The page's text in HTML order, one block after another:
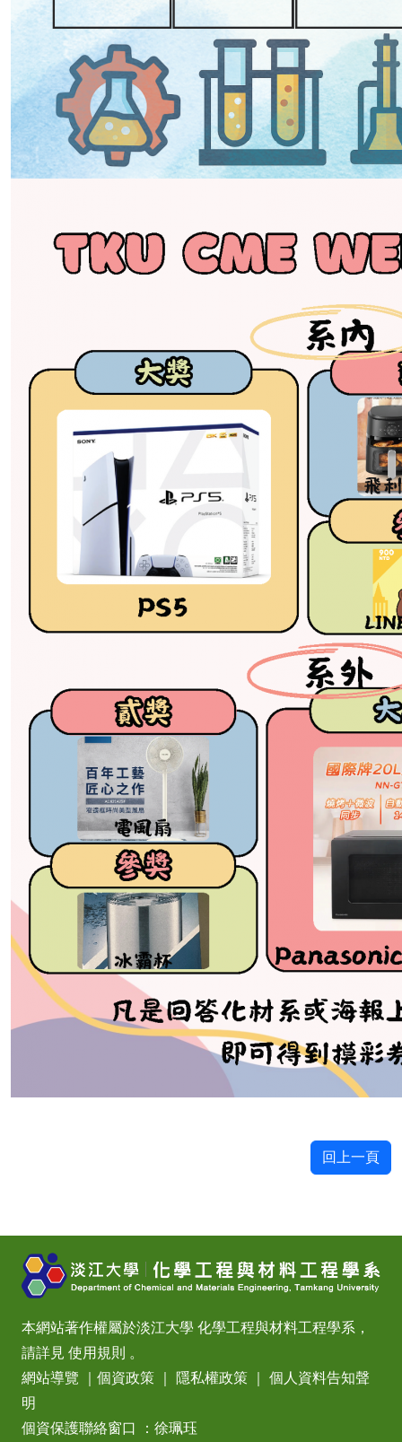
回上一頁
本網站著作權屬於淡江大學 化學工程與材料工程學系，
請詳見 使用規則 。
網站導覽 ｜ 個資政策 ｜ 隱私權政策 ｜ 個人資料告知聲
明
個資保護聯絡窗口 ：徐珮珏